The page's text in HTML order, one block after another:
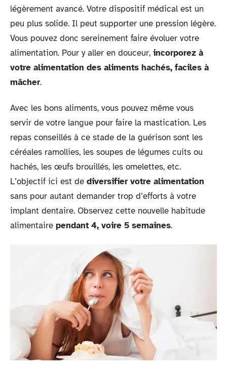
légèrement avancé. Votre dispositif médical est un
peu plus solide. Il peut supporter une pression légère.
Vous pouvez donc sereinement faire évoluer votre
alimentation. Pour y aller en douceur, incorporez à
votre alimentation des aliments hachés, faciles à
mâcher.
Avec les bons aliments, vous pouvez même vous
servir de votre langue pour faire la mastication. Les
repas conseillés à ce stade de la guérison sont les
céréales ramollies, les soupes de légumes cuits ou
hachés, les œufs brouillés, les omelettes, etc.
L’objectif ici est de diversifier votre alimentation
sans pour autant demander trop d’efforts à votre
implant dentaire. Observez cette nouvelle habitude
alimentaire pendant 4, voire 5 semaines.